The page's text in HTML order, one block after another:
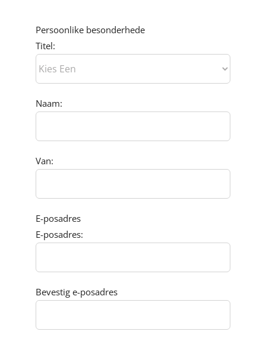
Persoonlike besonderhede
Titel:
Naam:
Van:
E-posadres
E-posadres:
Bevestig e-posadres